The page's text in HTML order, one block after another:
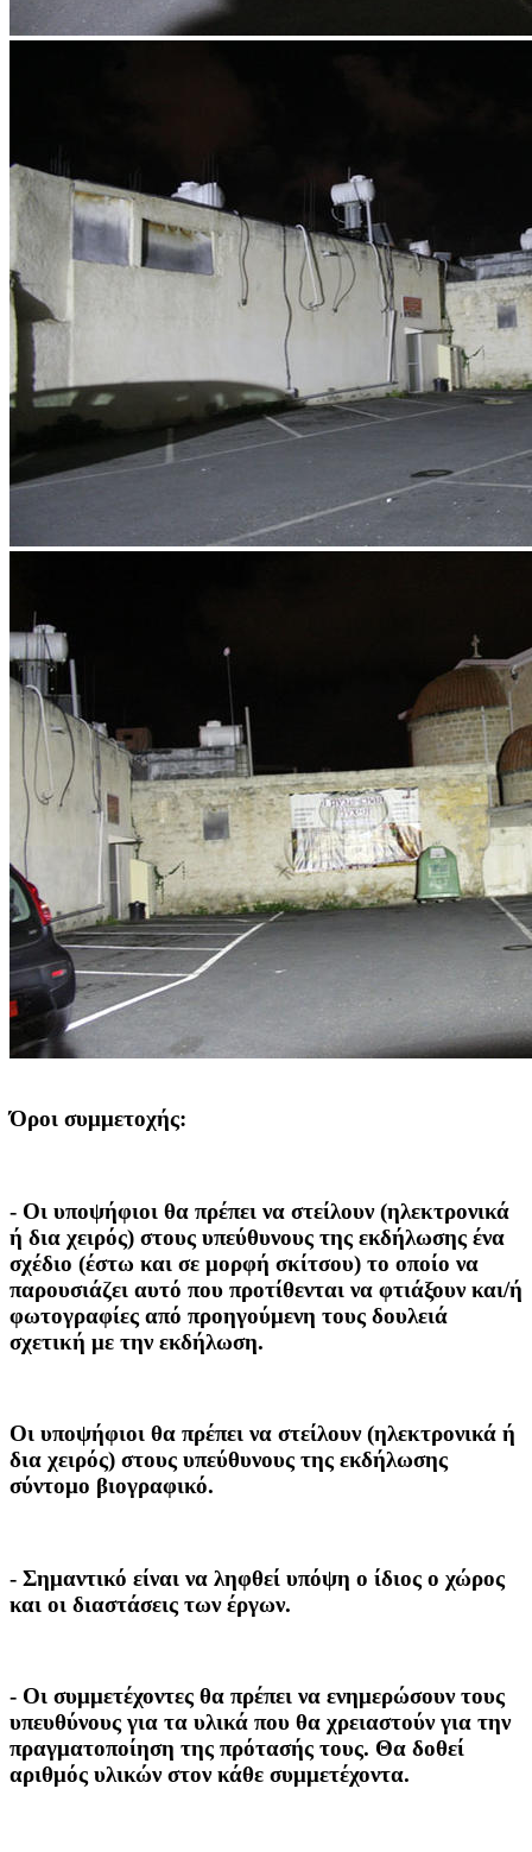
Όροι συμμετοχής:
- Οι υποψήφιοι θα πρέπει να στείλουν (ηλεκτρονικά
ή δια χειρός) στους υπεύθυνους της εκδήλωσης ένα
σχέδιο (έστω και σε μορφή σκίτσου) το οποίο να
παρουσιάζει αυτό που προτίθενται να φτιάξουν και/ή
φωτογραφίες από προηγούμενη τους δουλειά
σχετική με την εκδήλωση.
Οι υποψήφιοι θα πρέπει να στείλουν (ηλεκτρονικά ή
δια χειρός) στους υπεύθυνους της εκδήλωσης
σύντομο βιογραφικό.
- Σημαντικό είναι να ληφθεί υπόψη ο ίδιος ο χώρος
και οι διαστάσεις των έργων.
- Οι συμμετέχοντες θα πρέπει να ενημερώσουν τους
υπευθύνους για τα υλικά που θα χρειαστούν για την
πραγματοποίηση της πρότασής τους. Θα δοθεί
αριθμός υλικών στον κάθε συμμετέχοντα.